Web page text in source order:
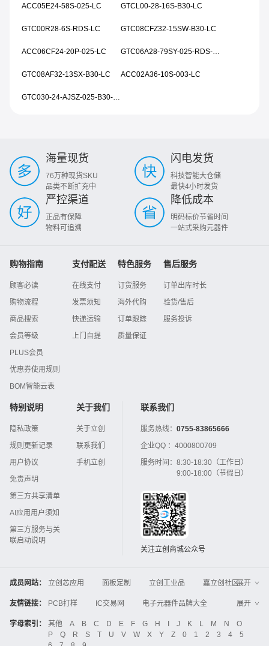
ACC05E24-58S-025-LC GTCL00-28-16S-B30-LC
GTC00R28-6S-RDS-LC GTC08CFZ32-15SW-B30-LC
ACC06CF24-20P-025-LC
GTC08AF32-13SX-B30-LC ACC02A36-10S-003-LC
海量现货
76万种现货SKU
品类不断扩充中
闪电发货
科技智能大仓储
最快4小时发货
严控渠道
正品有保障
物料可追溯
降低成本
明码标价节省时间
一站式采购元器件
购物指南
顾客必读
购物流程
商品搜索
会员等级
PLUS会员
优惠券使用规则
BOM智能云表
支付配送
在线支付
发票须知
快递运输
上门自提
特色服务
订货服务
海外代购
订单跟踪
质量保证
售后服务
订单出库时长
验货/售后
服务投诉
特别说明
隐私政策
规则更新记录
用户协议
免责声明
第三方共享清单
AI应用用户须知
第三方服务与关
联启动说明
关于我们
关于立创
联系我们
手机立创
联系我们
服务热线： 0755-83865666
企业QQ ： 4000800709
服务时间： 8:30-18:30（工作日）
9:00-18:00（节假日）
关注立创商城公众号
成员网站： 立创芯应用 面板定制 立创工业品
嘉立创社区
3D打印
嘉立创FPC 嘉立创PCB
嘉立创FA
Global Website LCSC
ZXHPCB
展开
友情链接： PCB打样 IC交易网
电子元器件品牌大全
中国IC网
智能电网 机电设备
电子工程网
晶振
电子技术应用 21icsearch 电子展
展开
字母索引： 其他 A B C D E F G H I J K L M N
O
P
Q R S T U V W X Y Z 0 1 2 3 4
5